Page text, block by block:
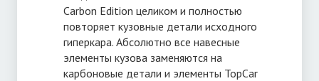
Carbon Edition целиком и полностью
повторяет кузовные детали исходного
гиперкара. Абсолютно все навесные
элементы кузова заменяются на
карбоновые детали и элементы TopCar